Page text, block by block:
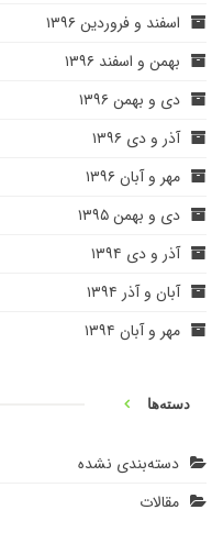
اسفند و فروردین ۱۳۹۶
بهمن و اسفند ۱۳۹۶
دی و بهمن ۱۳۹۶
آذر و دی ۱۳۹۶
مهر و آبان ۱۳۹۶
دی و بهمن ۱۳۹۵
آذر و دی ۱۳۹۴
آبان و آذر ۱۳۹۴
مهر و آبان ۱۳۹۴
دسته‌ها
دسته‌بندی نشده
مقالات